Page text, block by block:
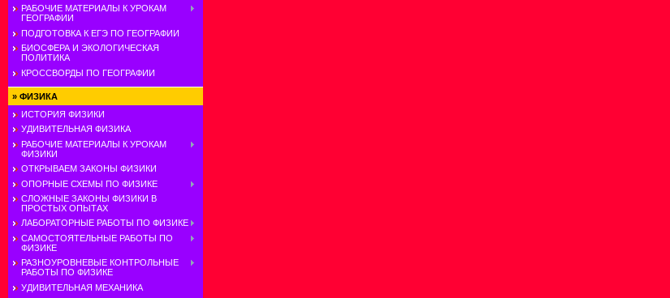
РАБОЧИЕ МАТЕРИАЛЫ К УРОКАМ
ГЕОГРАФИИ
ПОДГОТОВКА К ЕГЭ ПО ГЕОГРАФИИ
БИОСФЕРА И ЭКОЛОГИЧЕСКАЯ
ПОЛИТИКА
КРОССВОРДЫ ПО ГЕОГРАФИИ
» ФИЗИКА
ИСТОРИЯ ФИЗИКИ
УДИВИТЕЛЬНАЯ ФИЗИКА
РАБОЧИЕ МАТЕРИАЛЫ К УРОКАМ
ФИЗИКИ
ОТКРЫВАЕМ ЗАКОНЫ ФИЗИКИ
ОПОРНЫЕ СХЕМЫ ПО ФИЗИКЕ
СЛОЖНЫЕ ЗАКОНЫ ФИЗИКИ В
ПРОСТЫХ ОПЫТАХ
ЛАБОРАТОРНЫЕ РАБОТЫ ПО ФИЗИКЕ
САМОСТОЯТЕЛЬНЫЕ РАБОТЫ ПО
ФИЗИКЕ
РАЗНОУРОВНЕВЫЕ КОНТРОЛЬНЫЕ
РАБОТЫ ПО ФИЗИКЕ
УДИВИТЕЛЬНАЯ МЕХАНИКА